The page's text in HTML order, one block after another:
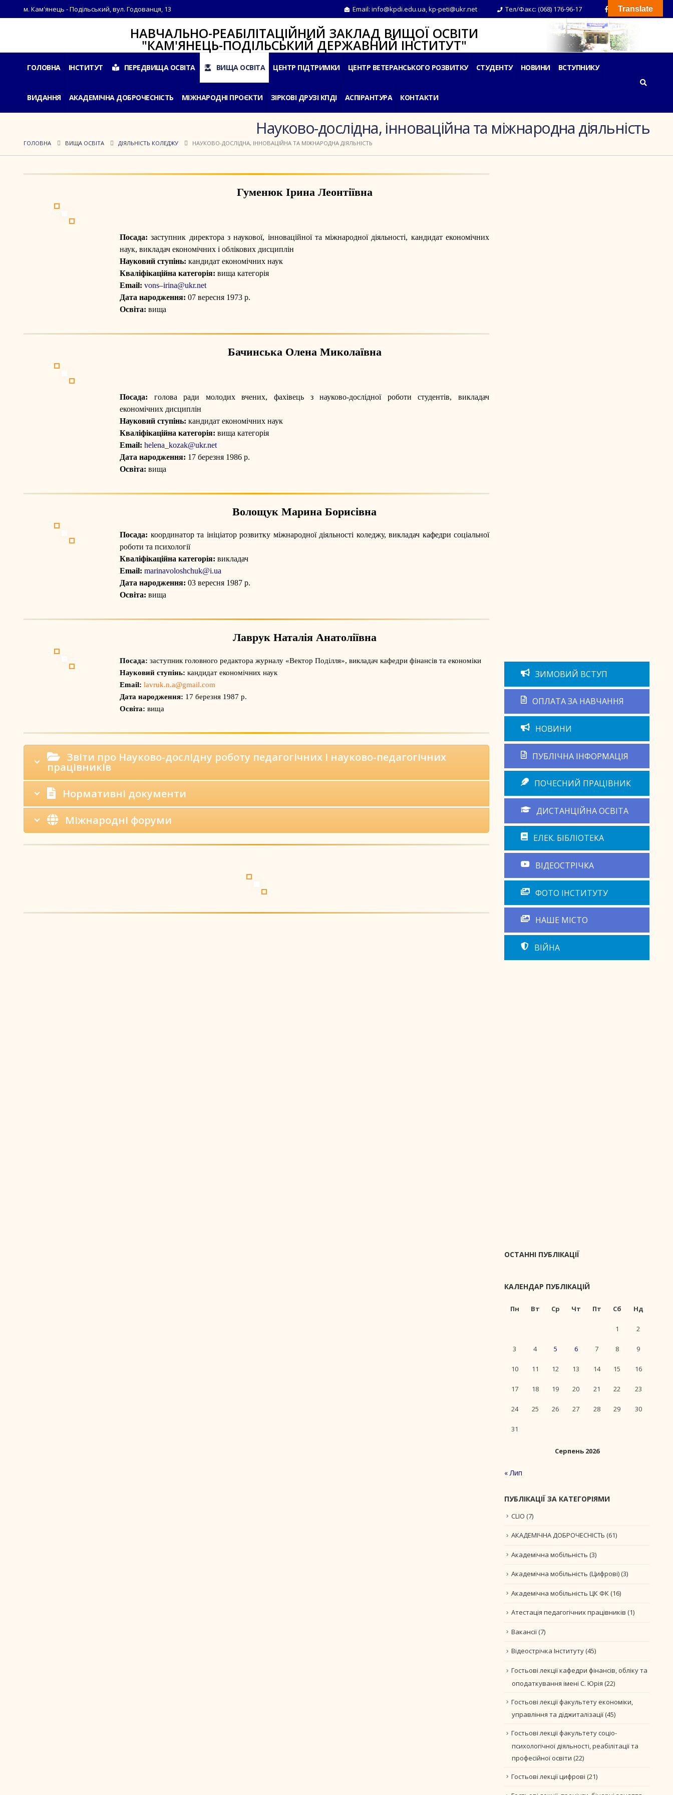
м. Кам'янець - Подільський, вул. Годованця, 13 Email: info@kpdi.edu.ua,kp-peti@ukr.net Тел/Факс: (068) 176-96-17
НАВЧАЛЬНО-РЕАБІЛІТАЦІЙНИЙ ЗАКЛАД ВИЩОЇ ОСВІТИ
"КАМ'ЯНЕЦЬ-ПОДІЛЬСЬКИЙ ДЕРЖАВНИЙ ІНСТИТУТ"
ГОЛОВНА ІНСТИТУТ ПЕРЕДВИЩА ОСВІТА ВИЩА ОСВІТА ЦЕНТР ПІДТРИМКИ ЦЕНТР ВЕТЕРАНСЬКОГО РОЗВИТКУ СТУДЕНТУ НОВИНИ ВСТУПНИКУ
ВИДАННЯ АКАДЕМІЧНА ДОБРОЧЕСНІСТЬ МІЖНАРОДНІ ПРОЄКТИ ЗІРКОВІ ДРУЗІ КПДІ АСПІРАНТУРА КОНТАКТИ
Науково-дослідна, інноваційна та міжнародна діяльність
ГОЛОВНА ВИЩА ОСВІТА ДІЯЛЬНІСТЬ КОЛЕДЖУ НАУКОВО-ДОСЛІДНА, ІННОВАЦІЙНА ТА МІЖНАРОДНА ДІЯЛЬНІСТЬ
Гуменюк Ірина Леонтіївна
Посада:заступник директора з наукової, інноваційної та міжнародної діяльності, кандидат економічних
наук, викладач економічних і облікових дисциплін
Науковий ступінь: кандидат економічних наук
Кваліфікаційна категорія: вища категорія
Email: vons–irina@ukr.net
Дата народження: 07 вересня 1973 р.
Освіта: вища
Бачинська Олена Миколаївна
Посада: голова ради молодих вчених, фахівець з науково-дослідної роботи студентів, викладач
економічних дисциплін
Науковий ступінь: кандидат економічних наук
Кваліфікаційна категорія: вища категорія
Email: helena_kozak@ukr.net
Дата народження: 17 березня 1986 р.
Освіта: вища
Волощук Марина Борисівна
Посада: координатор та ініціатор розвитку міжнародної діяльності коледжу, викладач кафедри соціальної
роботи та психології
Кваліфікаційна категорія: викладач
Email: marinavoloshchuk@i.ua
Дата народження: 03 вересня 1987 р.
Освіта: вища
Лаврук Наталія Анатоліївна
Посада: заступник головного редактора журналу «Вектор Поділля», викладач кафедри фінансів та економіки
Науковий ступінь: кандидат економічних наук
Email: lavruk.n.a@gmail.com
Дата народження: 17 березня 1987 р.
Освіта: вища
Звіти про Науково-дослідну роботу педагогічних і науково-педагогічних
працівників
Нормативні документи
Міжнародні форуми
ЗИМОВИЙ ВСТУП
ОПЛАТА ЗА НАВЧАННЯ
НОВИНИ
ПУБЛІЧНА ІНФОРМАЦІЯ
ПОЧЕСНИЙ ПРАЦІВНИК
ДИСТАНЦІЙНА ОСВІТА
ЕЛЕК. БІБЛІОТЕКА
ВІДЕОСТРІЧКА
ФОТО ІНСТИТУТУ
НАШЕ МІСТО
ВІЙНА
ОСТАННІ ПУБЛІКАЦІЇ
КАЛЕНДАР ПУБЛІКАЦІЙ
Серпень 2026
Пн Вт Ср Чт Пт Сб Нд
1 2
3 4 5 6 7 8 9
10 11 12 13 14 15 16
17 18 19 20 21 22 23
24 25 26 27 28 29 30
31
« Лип
ПУБЛІКАЦІЇ ЗА КАТЕГОРІЯМИ
CLIO (7)
АКАДЕМІЧНА ДОБРОЧЕСНІСТЬ (61)
Академічна мобільність (3)
Академічна мобільність (Цифрові)(3)
Академічна мобільність ЦК ФК(16)
Атестація педагогічних працівників (1)
Вакансії(7)
Відеострічка Інституту(45)
Гостьові лекції кафедри фінансів, обліку та
оподаткування імені С. Юрія (22)
Гостьові лекції факультету економіки,
управління та діджиталізації(45)
Гостьові лекції факультету соціо-
психологічної діяльності, реабілітації та
професійної освіти (22)
Гостьові лекції цифрові (21)
Translate